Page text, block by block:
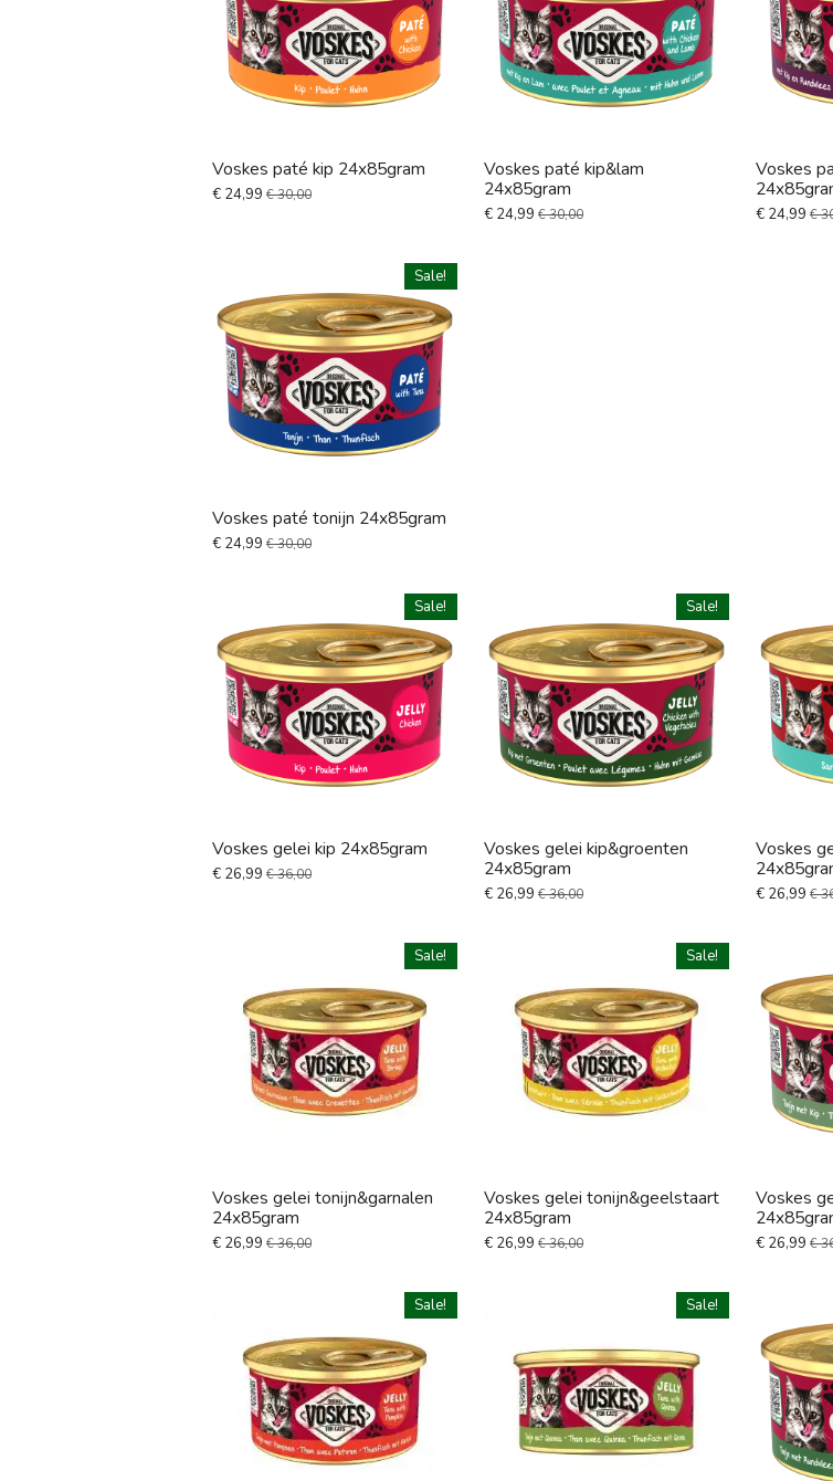
Voskes paté kip 24x85gram
€ 24,99 € 30,00
Voskes paté kip&lam
24x85gram
€ 24,99 € 30,00
Voskes
€ 24,99 €
Sale!
Voskes paté tonijn 24x85gram
€ 24,99 € 30,00
Sale!
Voskes gelei kip 24x85gram
€ 26,99 € 36,00
Sale!
Voskes gelei kip&groenten
24x85gram
€ 26,99 € 36,00
Voskes
€ 26,99 €
Sale!
Voskes gelei tonijn&garnalen
24x85gram
€ 26,99 € 36,00
Sale!
Voskes gelei tonijn&geelstaart
24x85gram
€ 26,99 € 36,00
Voskes
€ 26,99 €
Sale! Sale!